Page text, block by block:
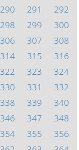
290 291
292
298 299
300
306 307
308
314 315
316
322 323
324
330 331
332
338 339
340
346 347
348
354 355
356